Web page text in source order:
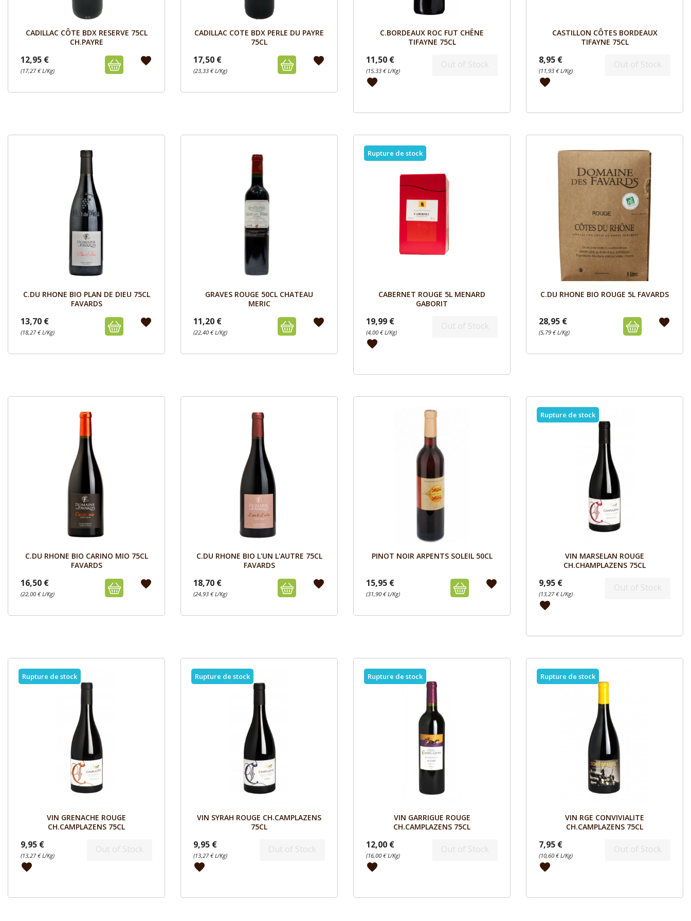
Aperçu
CADILLAC CÔTE BDX RESERVE 75CL
CH.PAYRE
12,95 €
(17,27 € L/Kg)
favorite
 Aperçu
CADILLAC COTE BDX PERLE DU PAYRE
75CL
17,50 €
(23,33 € L/Kg)
favorite
Aperçu
C.BORDEAUX ROC FUT CHÊNE
TIFAYNE 75CL
11,50 €
(15,33 € L/Kg)
Out of Stock
favorite
Aperçu
CASTILLON CÔTES BORDEAUX
TIFAYNE 75CL
8,95 €
(11,93 € L/Kg)
Out of Stock
favorite
Aperçu
C.DU RHONE BIO PLAN DE DIEU 75CL
FAVARDS
13,70 €
(18,27 € L/Kg)
favorite
Aperçu
GRAVES ROUGE 50CL CHATEAU
MERIC
11,20 €
(22,40 € L/Kg)
favorite
Aperçu
CABERNET ROUGE 5L MENARD
GABORIT
19,99 €
(4,00 € L/Kg)
Out of Stock
favorite
Rupture de stock
Aperçu
C.DU RHONE BIO ROUGE 5L FAVARDS
28,95 €
(5,79 € L/Kg)
favorite
Aperçu
C.DU RHONE BIO CARINO MIO 75CL
FAVARDS
16,50 €
(22,00 € L/Kg)
favorite
Aperçu
C.DU RHONE BIO L'UN L'AUTRE 75CL
FAVARDS
18,70 €
(24,93 € L/Kg)
favorite
Aperçu
PINOT NOIR ARPENTS SOLEIL 50CL
15,95 €
(31,90 € L/Kg)
favorite
Aperçu
VIN MARSELAN ROUGE
CH.CHAMPLAZENS 75CL
9,95 €
(13,27 € L/Kg)
Out of Stock
favorite
Rupture de stock
Aperçu
VIN GRENACHE ROUGE
CH.CAMPLAZENS 75CL
9,95 €
(13,27 € L/Kg)
Out of Stock
favorite
Rupture de stock
Aperçu
VIN SYRAH ROUGE CH.CAMPLAZENS
75CL
9,95 €
(13,27 € L/Kg)
Out of Stock
favorite
Rupture de stock
Aperçu
VIN GARRIGUE ROUGE
CH.CAMPLAZENS 75CL
12,00 €
(16,00 € L/Kg)
Out of Stock
favorite
Rupture de stock
Aperçu
VIN RGE CONVIVIALITE
CH.CAMPLAZENS 75CL
7,95 €
(10,60 € L/Kg)
Out of Stock
favorite
Rupture de stock